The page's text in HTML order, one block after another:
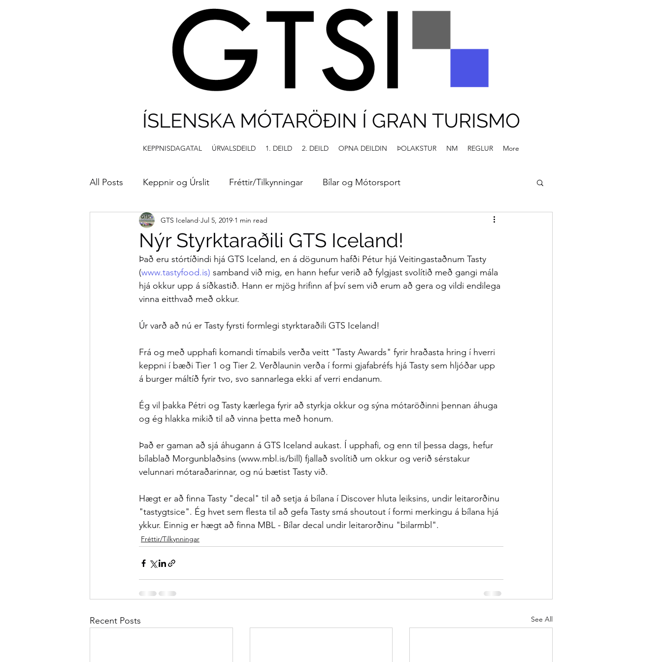
KEPPNISDAGATAL ÚRVALSDEILD 1. DEILD 2. DEILD OPNA DEILDIN ÞOLAKSTUR NM REGLUR More
ÍSLENSKA MÓTARÖÐIN Í GRAN TURISMO
All Posts Keppnir og Úrslit Fréttir/Tilkynningar Bílar og Mótorsport
Nýr Styrktaraðili GTS Iceland!
GTS Iceland Jul 5, 2019 1 min read
Það eru stórtíðindi hjá GTS Iceland, en á dögunum hafði Pétur hjá Veitingastaðnum Tasty
(www.tastyfood.is) samband við mig, en hann hefur verið að fylgjast svolítið með gangi mála
hjá okkur upp á síðkastið. Hann er mjög hrifinn af því sem við erum að gera og vildi endilega
vinna eitthvað með okkur.
Úr varð að nú er Tasty fyrsti formlegi styrktaraðili GTS Iceland!
Frá og með upphafi komandi tímabils verða veitt "Tasty Awards" fyrir hraðasta hring í hverri
keppni í bæði Tier 1 og Tier 2. Verðlaunin verða í formi gjafabréfs hjá Tasty sem hljóðar upp
á burger máltíð fyrir tvo, svo sannarlega ekki af verri endanum.
Ég vil þakka Pétri og Tasty kærlega fyrir að styrkja okkur og sýna mótaröðinni þennan áhuga
og ég hlakka mikið til að vinna þetta með honum.
Það er gaman að sjá áhugann á GTS Iceland aukast. Í upphafi, og enn til þessa dags, hefur
bílablað Morgunblaðsins (www.mbl.is/bill) fjallað svolítið um okkur og verið sérstakur
velunnari mótaraðarinnar, og nú bætist Tasty við.
Hægt er að finna Tasty "decal" til að setja á bílana í Discover hluta leiksins, undir leitarorðinu
"tastygtsice". Ég hvet sem flesta til að gefa Tasty smá shoutout í formi merkingu á bílana hjá
ykkur. Einnig er hægt að finna MBL - Bílar decal undir leitarorðinu "bilarmbl".
Fréttir/Tilkynningar
Recent Posts See All